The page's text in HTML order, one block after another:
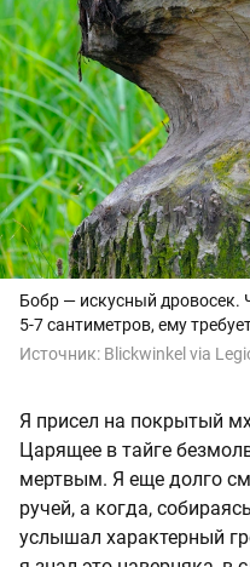
Бобр — искусный дровосек.
5-7 сантиметров, ему
Источник: Blickwinkel via
Я присел на покрытый
Царящее в тайге
мертвым. Я еще долго
ручей, а когда,
услышал характерный